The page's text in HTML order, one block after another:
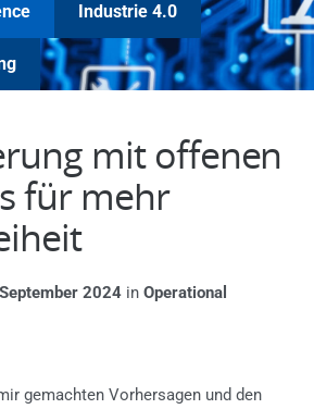
Industrie 4.0
mit offenen
für mehr
2024 in Operational
gemachten Vorhersagen und den